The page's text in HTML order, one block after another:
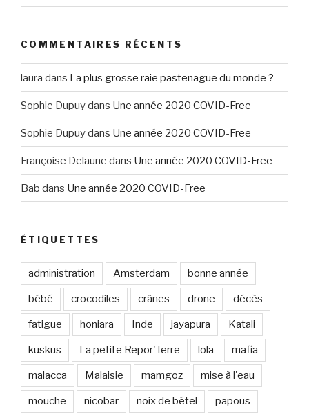
COMMENTAIRES RÉCENTS
laura dans La plus grosse raie pastenague du monde ?
Sophie Dupuydans Une année 2020 COVID-Free
Sophie Dupuydans Une année 2020 COVID-Free
Françoise Delaune dans Une année 2020 COVID-Free
Bab dans Une année 2020 COVID-Free
ÉTIQUETTES
administration Amsterdam bonne année
bébé crocodiles crânes drone décès
fatigue honiara Inde jayapura Katali
kuskus La petite Repor'Terre lola mafia
malacca Malaisie mamgoz mise à l'eau
mouche nicobar noix de bétel papous